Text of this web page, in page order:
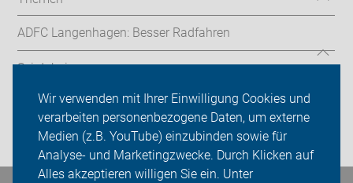
Wir verwenden mit Ihrer Einwilligung Cookies und
verarbeiten personenbezogene Daten, um externe
Medien (z.B. YouTube) einzubinden sowie für
Analyse- und Marketingzwecke. Durch Klicken auf
Alles akzeptieren willigen Sie ein. Unter
ADFC Langenhagen: Besser Radfahren
Sei dabei
Presse
Login